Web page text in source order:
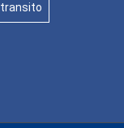
transito